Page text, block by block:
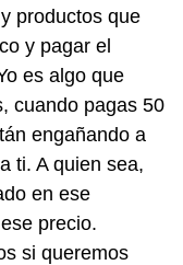
productos que
y pagar el
es algo que
cuando pagas 50
engañando a
ti. A quien sea,
en ese
precio.
si queremos